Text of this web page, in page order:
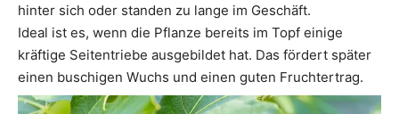
hinter sich oder standen zu lange im Geschäft.
Ideal ist es, wenn die Pflanze bereits im Topf einige
kräftige Seitentriebe ausgebildet hat. Das fördert später
einen buschigen Wuchs und einen guten Fruchtertrag.